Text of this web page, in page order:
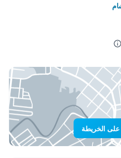
الخريطة